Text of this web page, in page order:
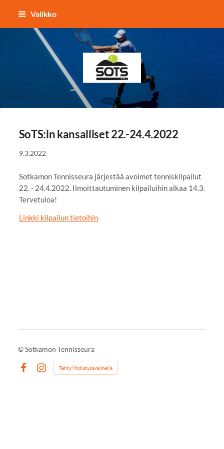
Siirry
sisältöön
Valikko
Sotkamon Tennisseura
SoTS:in kansalliset 22.-24.4.2022
9.3.2022
Sotkamon Tennisseura järjestää avoimet tenniskilpailut
22. - 24.4.2022. Ilmoittautuminen kilpailuihin alkaa 14.3.
Tervetuloa!
Linkki kilpailun tietoihin
©Sotkamon Tennisseura
Instagram
Tehty Yhdistysavaimella